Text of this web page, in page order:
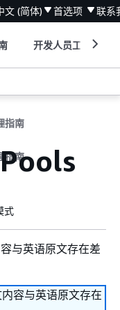
文 (简体) 首选项 联系
开发人员工具
指南
指南
式
与英语原文存在差
容与英语原文存在